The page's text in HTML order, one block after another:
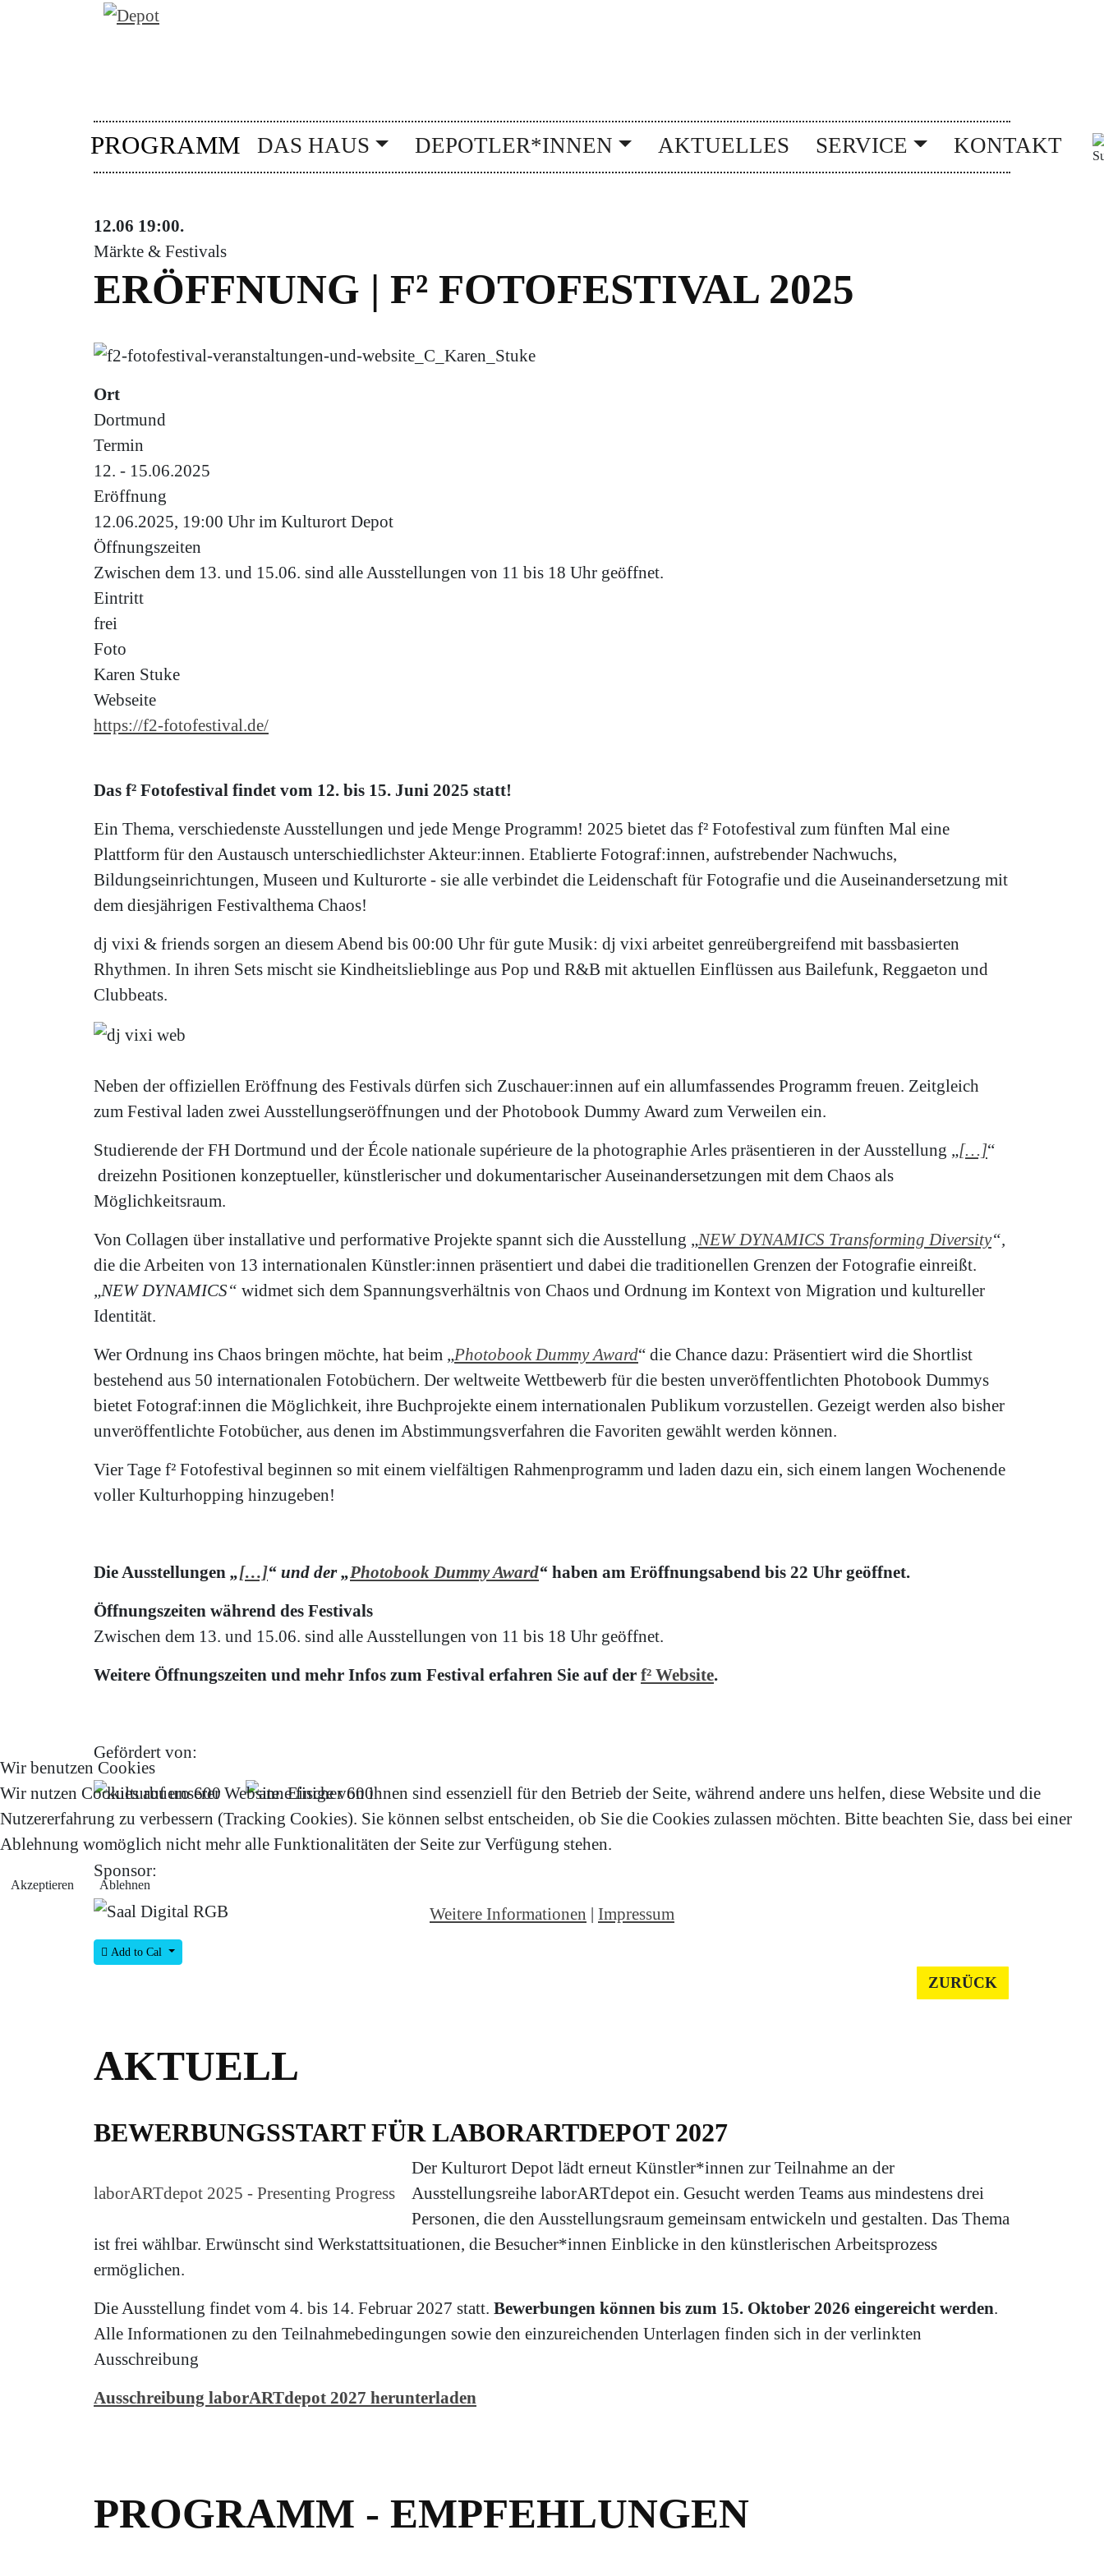
PROGRAMM DAS HAUS DEPOTLER*INNEN AKTUELLES SERVICE KONTAKT
12.06 19:00.
Märkte & Festivals
ERÖFFNUNG | F² FOTOFESTIVAL 2025
Ort
Dortmund
Termin
12. - 15.06.2025
Eröffnung
12.06.2025, 19:00 Uhr im Kulturort Depot
Öffnungszeiten
Zwischen dem 13. und 15.06. sind alle Ausstellungen von 11 bis 18 Uhr geöffnet.
Eintritt
frei
Foto
Karen Stuke
Webseite
https://f2-fotofestival.de/
Das f² Fotofestival findet vom 12. bis 15. Juni 2025 statt!
Ein Thema, verschiedenste Ausstellungen und jede Menge Programm! 2025 bietet das f² Fotofestival zum fünften Mal eine
Plattform für den Austausch unterschiedlichster Akteur:innen. Etablierte Fotograf:innen, aufstrebender Nachwuchs,
Bildungseinrichtungen, Museen und Kulturorte - sie alle verbindet die Leidenschaft für Fotografie und die Auseinandersetzung mit
dem diesjährigen Festivalthema Chaos!
dj vixi & friends sorgen an diesem Abend bis 00:00 Uhr für gute Musik: dj vixi arbeitet genreübergreifend mit bassbasierten
Rhythmen. In ihren Sets mischt sie Kindheitslieblinge aus Pop und R&B mit aktuellen Einflüssen aus Bailefunk, Reggaeton und
Clubbeats.
Neben der offiziellen Eröffnung des Festivals dürfen sich Zuschauer:innen auf ein allumfassendes Programm freuen. Zeitgleich
zum Festival laden zwei Ausstellungseröffnungen und der Photobook Dummy Award zum Verweilen ein.
Studierende der FH Dortmund und der École nationale supérieure de la photographie Arles präsentieren in der Ausstellung „[…]“
dreizehn Positionen konzeptueller, künstlerischer und dokumentarischer Auseinandersetzungen mit dem Chaos als
Möglichkeitsraum.
Von Collagen über installative und performative Projekte spannt sich die Ausstellung „NEW DYNAMICS Transforming Diversity“,
die die Arbeiten von 13 internationalen Künstler:innen präsentiert und dabei die traditionellen Grenzen der Fotografie einreißt.
„NEW DYNAMICS“ widmet sich dem Spannungsverhältnis von Chaos und Ordnung im Kontext von Migration und kultureller
Identität.
Wer Ordnung ins Chaos bringen möchte, hat beim „Photobook Dummy Award“ die Chance dazu: Präsentiert wird die Shortlist
bestehend aus 50 internationalen Fotobüchern. Der weltweite Wettbewerb für die besten unveröffentlichten Photobook Dummys
bietet Fotograf:innen die Möglichkeit, ihre Buchprojekte einem internationalen Publikum vorzustellen. Gezeigt werden also bisher
unveröffentlichte Fotobücher, aus denen im Abstimmungsverfahren die Favoriten gewählt werden können.
Vier Tage f² Fotofestival beginnen so mit einem vielfältigen Rahmenprogramm und laden dazu ein, sich einem langen Wochenende
voller Kulturhopping hinzugeben!
Die Ausstellungen „[…]“ und der „Photobook Dummy Award“ haben am Eröffnungsabend bis 22 Uhr geöffnet.
Öffnungszeiten während des Festivals
Zwischen dem 13. und 15.06. sind alle Ausstellungen von 11 bis 18 Uhr geöffnet.
Weitere Öffnungszeiten und mehr Infos zum Festival erfahren Sie auf der f² Website.
Gefördert von:
Sponsor:
Add to Cal
ZURÜCK
AKTUELL
BEWERBUNGSSTART FÜR LABORARTDEPOT 2027
laborARTdepot 2025 - Presenting Progress
Der Kulturort Depot lädt erneut Künstler*innen zur Teilnahme an der
Ausstellungsreihe laborARTdepot ein. Gesucht werden Teams aus mindestens drei
Personen, die den Ausstellungsraum gemeinsam entwickeln und gestalten. Das Thema
ist frei wählbar. Erwünscht sind Werkstattsituationen, die Besucher*innen Einblicke in den künstlerischen Arbeitsprozess
ermöglichen.
Die Ausstellung findet vom 4. bis 14. Februar 2027 statt. Bewerbungen können bis zum 15. Oktober 2026 eingereicht werden
Alle Informationen zu den Teilnahmebedingungen sowie den einzureichenden Unterlagen finden sich in der verlinkten
Ausschreibung
Ausschreibung laborARTdepot 2027 herunterladen
PROGRAMM - EMPFEHLUNGEN
Wir benutzen Cookies
Wir nutzen Cookies auf unserer Website. Einige von ihnen sind essenziell für den Betrieb der Seite, während andere uns helfen, diese Website und die
Nutzererfahrung zu verbessern (Tracking Cookies). Sie können selbst entscheiden, ob Sie die Cookies zulassen möchten. Bitte beachten Sie, dass bei einer
Ablehnung womöglich nicht mehr alle Funktionalitäten der Seite zur Verfügung stehen.
Akzeptieren Ablehnen
Weitere Informationen | Impressum